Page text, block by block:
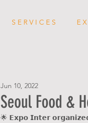
S E R V I C E S E
Seoul Food &
Jun 10, 2022
🌟 𝗘𝘅𝗽𝗼 𝗜𝗻𝘁𝗲𝗿